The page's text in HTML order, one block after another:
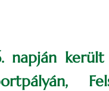
napján